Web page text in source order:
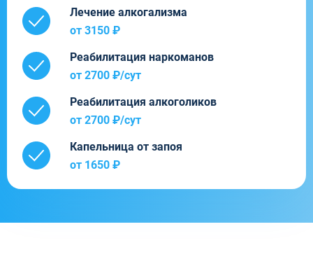
Лечение алкогализма
от 3150 ₽
Реабилитация наркоманов
от 2700 ₽/cут
Реабилитация алкоголиков
от 2700 ₽/cут
Капельница от запоя
от 1650 ₽